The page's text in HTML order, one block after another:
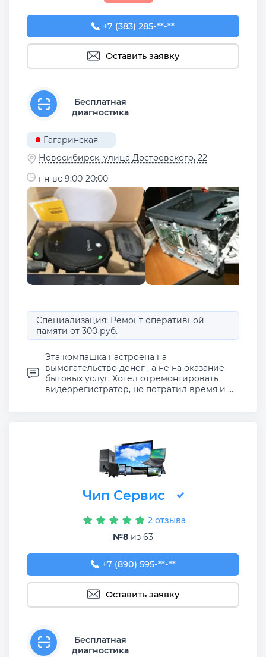
+7 (383) 285-96-21
+7 (383) 285-**-**
Оставить заявку
Бесплатная
диагностика
Гагаринская
Новосибирск, улица Достоевского, 22
пн-вс 9:00-20:00
Специализация: Ремонт оперативной
памяти от 300 руб.
Эта компашка настроена на
вымогательство денег , а не на оказание
бытовых услуг. Хотел отремонтировать
видеорегистратор, но потратил время и ...
Чип Сервис
2 отзыва
№8 из 63
+7 (890) 595-98-88
+7 (890) 595-**-**
Оставить заявку
Бесплатная
диагностика